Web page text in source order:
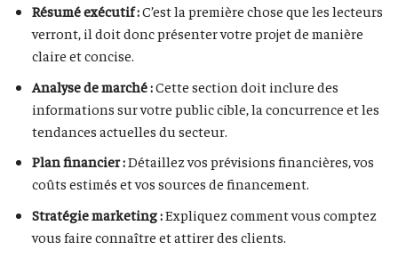
Résumé exécutif :C’est la première chose que les lecteurs
verront, il doit donc présenter votre projet de manière
claire et concise.
Analyse de marché :Cette section doit inclure des
informations sur votre public cible, la concurrence et les
tendances actuelles du secteur.
Plan financier :Détaillez vos prévisions financières, vos
coûts estimés et vos sources de financement.
Stratégie marketing :Expliquez comment vous comptez
vous faire connaître et attirer des clients.